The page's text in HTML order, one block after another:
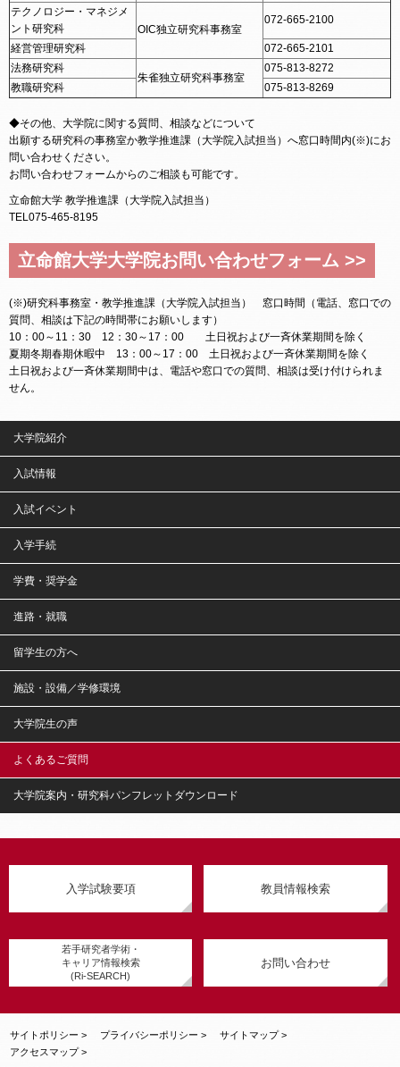
テクノロジー・マネジメ
ント研究科
OIC独立研究科事務室
072-665-2100
経営管理研究科
072-665-2101
法務研究科
朱雀独立研究科事務室
075-813-8272
教職研究科
075-813-8269
◆その他、大学院に関する質問、相談などについて
出願する研究科の事務室か教学推進課（大学院入試担当）へ窓口時間内(※)にお
問い合わせください。
お問い合わせフォームからのご相談も可能です。
立命館大学 教学推進課（大学院入試担当）
TEL075-465-8195
立命館大学大学院お問い合わせフォーム >>
(※)研究科事務室・教学推進課（大学院入試担当） 窓口時間（電話、窓口での
質問、相談は下記の時間帯にお願いします）
10：00～11：30 12：30～17：00 土日祝および一斉休業期間を除く
夏期冬期春期休暇中 13：00～17：00 土日祝および一斉休業期間を除く
土日祝および一斉休業期間中は、電話や窓口での質問、相談は受け付けられま
せん。
大学院紹介
入試情報
入試イベント
入学手続
学費・奨学金
進路・就職
留学生の方へ
施設・設備／学修環境
大学院生の声
よくあるご質問
大学院案内・研究科パンフレットダウンロード
入学試験要項 教員情報検索
若手研究者学術・
キャリア情報検索
(Ri-SEARCH)
お問い合わせ
サイトポリシー > プライバシーポリシー >
サイトマップ >
アクセスマップ >